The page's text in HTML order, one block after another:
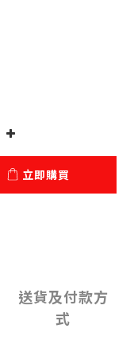
立即購買
送貨及付款方
式